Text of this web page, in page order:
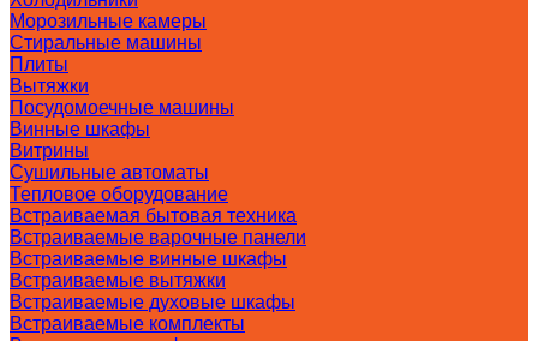
Морозильные камеры
Стиральные машины
Плиты
Вытяжки
Посудомоечные машины
Винные шкафы
Витрины
Сушильные автоматы
Тепловое оборудование
Встраиваемая бытовая техника
Встраиваемые варочные панели
Встраиваемые винные шкафы
Встраиваемые вытяжки
Встраиваемые духовые шкафы
Встраиваемые комплекты